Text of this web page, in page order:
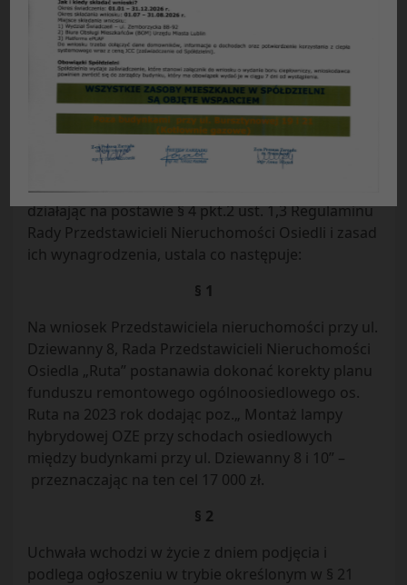
UCHWAŁA NR 11/2023
Rady Przedstawicieli Nieruchomości Osiedla „Ruta”
Spółdzielni Mieszkaniowej „CZUBY” w Lublinie
z dnia 22.02.2023 r.
w sprawie:zmiany planu wydatków z funduszu
remontowego ogólnoosiedlowego na 2023 r.
Rada Przedstawicieli Nieruchomości Osiedla „Ruta”
Spółdzielni Mieszkaniowej „Czuby” w Lublinie
działając na postawie § 4 pkt.2 ust. 1,3 Regulaminu
Rady Przedstawicieli Nieruchomości Osiedli i zasad
ich wynagrodzenia, ustala co następuje:
§ 1
Na wniosek Przedstawiciela nieruchomości przy ul.
Dziewanny 8, Rada Przedstawicieli Nieruchomości
Osiedla „Ruta” postanawia dokonać korekty planu
funduszu remontowego ogólnoosiedlowego os.
Ruta na 2023 rok dodając poz.„ Montaż lampy
hybrydowej OZE przy schodach osiedlowych
między budynkami przy ul. Dziewanny 8 i 10” –
przeznaczając na ten cel 17 000 zł.
§ 2
Uchwała wchodzi w życie z dniem podjęcia i
podlega ogłoszeniu w trybie określonym w § 21